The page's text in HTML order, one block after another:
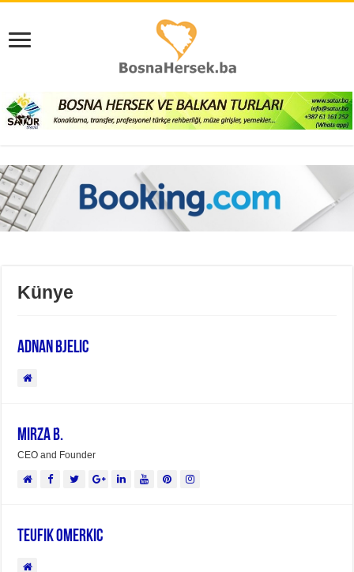
Künye
Adnan Bjelic
Mirza B.
CEO and Founder
Teufik Omerkic